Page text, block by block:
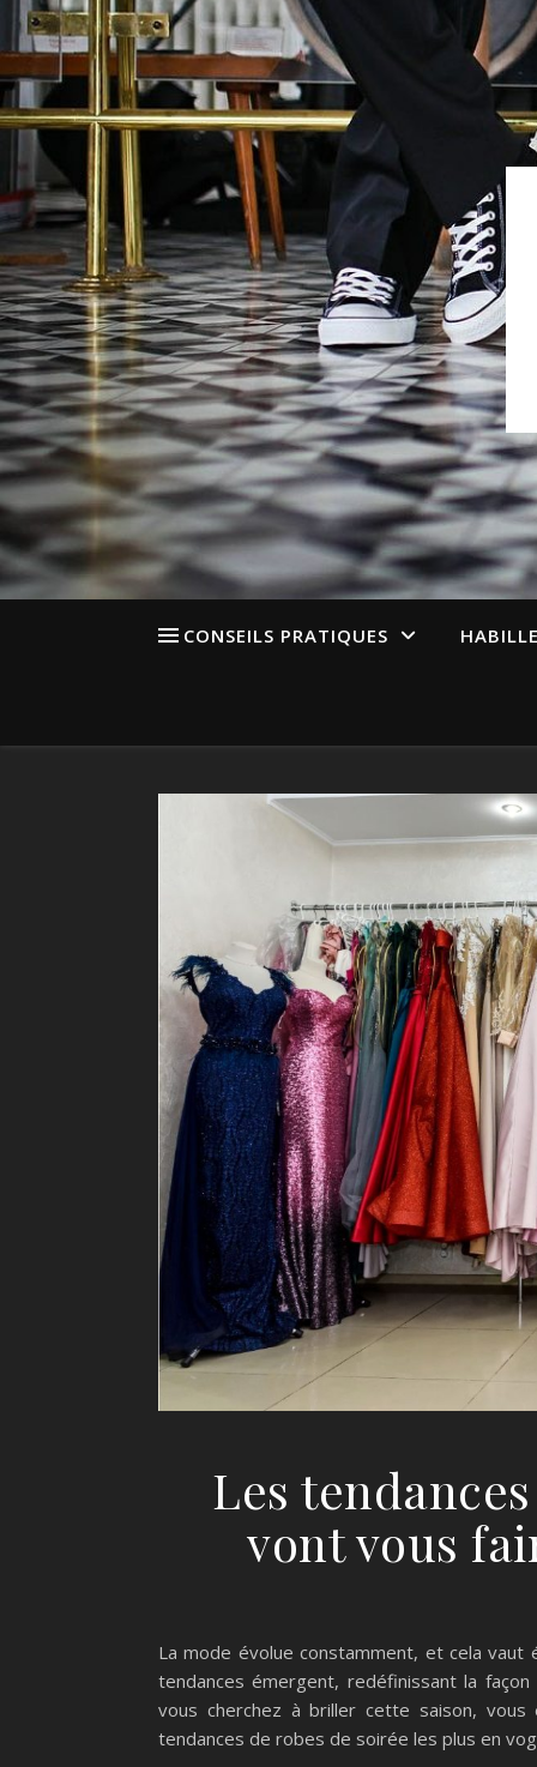
CONSEILS PRATIQUES
Les
vont vous
La mode évolue constamment, et cela vaut
tendances émergent, redéfinissant la
vous cherchez à briller cette saison,
tendances de robes de soirée les plus en